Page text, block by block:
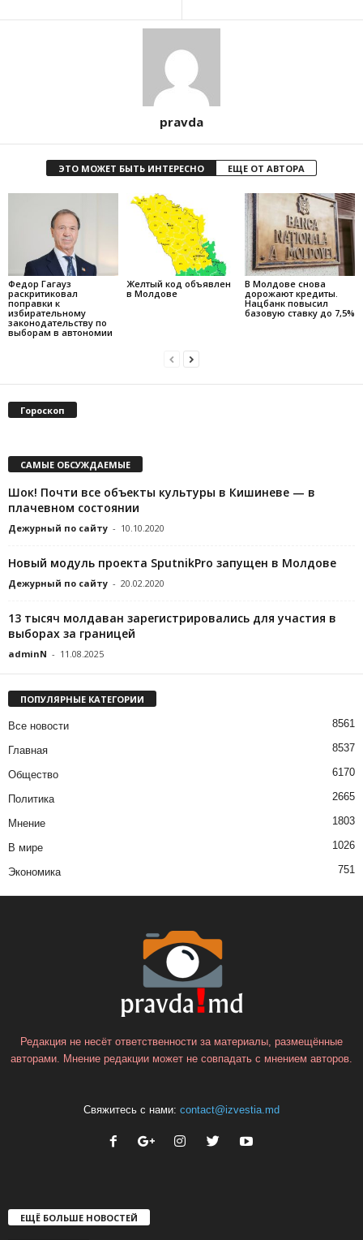
pravda
ЭТО МОЖЕТ БЫТЬ ИНТЕРЕСНО ЕЩЕ ОТ АВТОРА
Федор Гагауз
раскритиковал
поправки к
избирательному
законодательству по
выборам в автономии
Желтый код объявлен
в Молдове
В Молдове снова
дорожают кредиты.
Нацбанк повысил
базовую ставку до 7,5%
Гороскоп
САМЫЕ ОБСУЖДАЕМЫЕ
Шок! Почти все объекты культуры в Кишиневе — в
плачевном состоянии
Дежурный по сайту - 10.10.2020
Новый модуль проекта SputnikPro запущен в Молдове
Дежурный по сайту - 20.02.2020
13 тысяч молдаван зарегистрировались для участия в
выборах за границей
adminN - 11.08.2025
ПОПУЛЯРНЫЕ КАТЕГОРИИ
Все новости 8561
Главная 8537
Общество 6170
Политика 2665
Мнение 1803
В мире 1026
Экономика 751
Редакция не несёт ответственности за материалы, размещённые
авторами. Мнение редакции может не совпадать с мнением авторов.
Свяжитесь с нами: contact@izvestia.md
ЕЩЁ БОЛЬШЕ НОВОСТЕЙ